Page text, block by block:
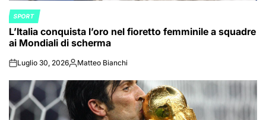
POSTED
IN
SPORT
L’Italia conquista l’oro nel fioretto femminile a squadre
ai Mondiali di scherma
onLuglio 30, 2026Posted
Matteo Bianchi